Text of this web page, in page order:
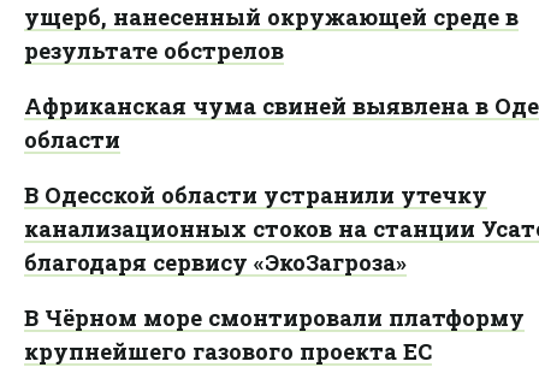
ущерб, нанесенный окружающей среде в
результате обстрелов
Африканская чума свиней выявлена в
области
В Одесской области устранили утечку
канализационных стоков на станции
благодаря сервису «ЭкоЗагроза»
В Чёрном море смонтировали платформу
крупнейшего газового проекта ЕС